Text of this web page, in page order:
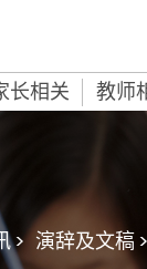
长相关 教师
> 演辞及文稿 >